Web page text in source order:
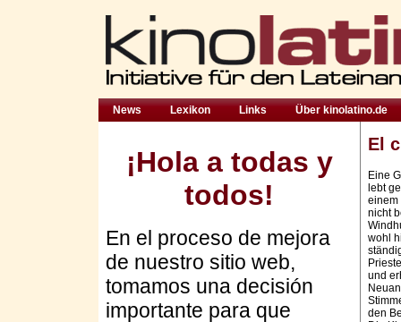
News Lexikon Links Über kinolatino.de
¡Hola a todas y
todos!
En el proceso de mejora
de nuestro sitio web,
tomamos una decisión
importante para que
El
Eine
lebt
einem
nicht
wohl
und
den